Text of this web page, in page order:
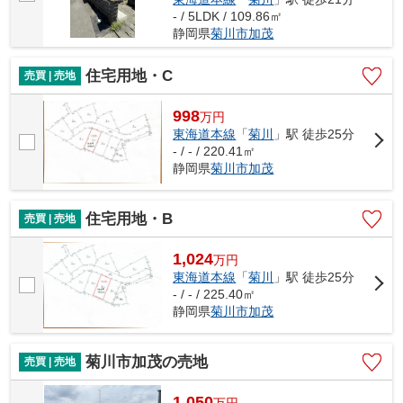
- / 5LDK / 109.86㎡
静岡県菊川市加茂
売買 | 売地 住宅用地・C
998万円
東海道本線 「菊川
」駅 徒歩25分
- / - / 220.41㎡
静岡県菊川市加茂
売買 | 売地 住宅用地・B
1,024万円
東海道本線 「菊川
」駅 徒歩25分
- / - / 225.40㎡
静岡県菊川市加茂
売買 | 売地 菊川市加茂の売地